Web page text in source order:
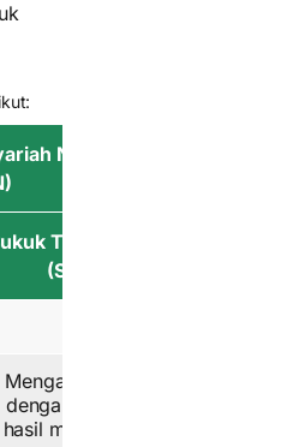
Negara
Tabungan
(ST)
Mengambang
dengan imbal
hasil minimum